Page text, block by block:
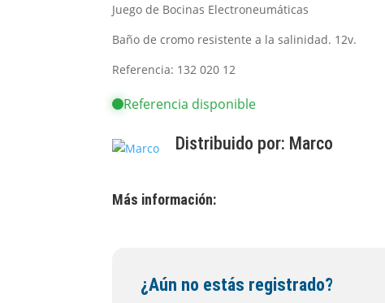
Juego de Bocinas Electroneumáticas
Baño de cromo resistente a la salinidad. 12v.
Referencia: 132 020 12
Referencia disponible
Distribuido por: Marco
Más información:
¿Aún no estás registrado?